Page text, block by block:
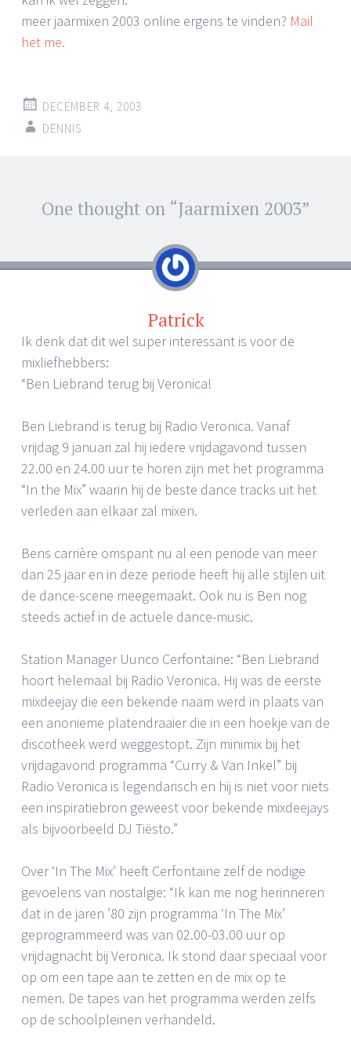
meer jaarmixen 2003 online ergens te vinden? Mail
het me.
DECEMBER 4, 2003
DENNIS
Post
navigation
One thought on “Jaarmixen 2003”
Patrick
Ik denk dat dit wel super interessant is voor de
mixliefhebbers:
“Ben Liebrand terug bij Veronica!
Ben Liebrand is terug bij Radio Veronica. Vanaf
vrijdag 9 januari zal hij iedere vrijdagavond tussen
22.00 en 24.00 uur te horen zijn met het programma
“In the Mix” waarin hij de beste dance tracks uit het
verleden aan elkaar zal mixen.
Bens carrière omspant nu al een periode van meer
dan 25 jaar en in deze periode heeft hij alle stijlen uit
de dance-scene meegemaakt. Ook nu is Ben nog
steeds actief in de actuele dance-music.
Station Manager Uunco Cerfontaine: “Ben Liebrand
hoort helemaal bij Radio Veronica. Hij was de eerste
mixdeejay die een bekende naam werd in plaats van
een anonieme platendraaier die in een hoekje van de
discotheek werd weggestopt. Zijn minimix bij het
vrijdagavond programma “Curry & Van Inkel” bij
Radio Veronica is legendarisch en hij is niet voor niets
een inspiratiebron geweest voor bekende mixdeejays
als bijvoorbeeld DJ Tiësto.”
Over ‘In The Mix’ heeft Cerfontaine zelf de nodige
gevoelens van nostalgie: “Ik kan me nog herinneren
dat in de jaren ’80 zijn programma ‘In The Mix’
geprogrammeerd was van 02.00-03.00 uur op
vrijdagnacht bij Veronica. Ik stond daar speciaal voor
op om een tape aan te zetten en de mix op te
nemen. De tapes van het programma werden zelfs
op de schoolpleinen verhandeld.